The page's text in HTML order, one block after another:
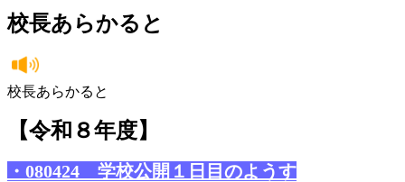
校長あらかると
校長あらかると
【令和８年度】
・080424 学校公開１日目のようす